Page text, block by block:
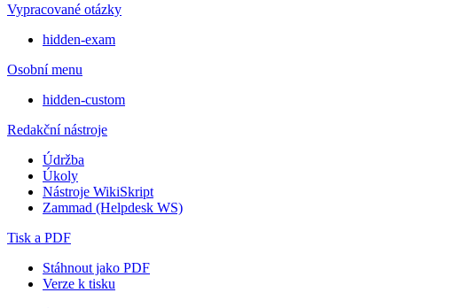
Vypracované otázky
hidden-exam
Osobní menu
hidden-custom
Redakční nástroje
Údržba
Úkoly
Nástroje WikiSkript
Zammad (Helpdesk WS)
Tisk a PDF
Stáhnout jako PDF
Verze k tisku